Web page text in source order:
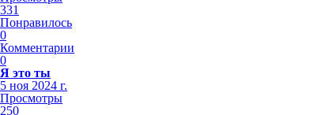
331
Понравилось
0
Комментарии
0
Я это ты
5 ноя 2024 г.
Просмотры
250